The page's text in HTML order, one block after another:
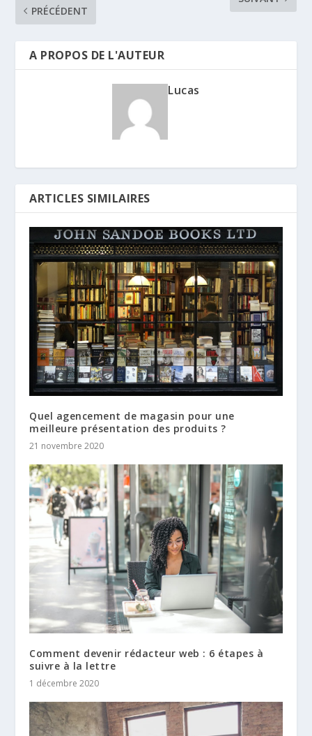
PRÉCÉDENT
A PROPOS DE L'AUTEUR
Lucas
ARTICLES SIMILAIRES
Quel agencement de magasin pour une
meilleure présentation des produits ?
21 novembre 2020
Comment devenir rédacteur web : 6 étapes à
suivre à la lettre
1 décembre 2020